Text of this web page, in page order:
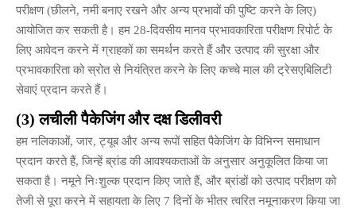
परीक्षण (छीलने, नमी बनाए रखने और अन्य प्रभावों की पुष्टि करने के लिए)
आयोजित कर सकती है। हम 28-दिवसीय मानव प्रभावकारिता परीक्षण रिपोर्ट के
लिए आवेदन करने में ग्राहकों का समर्थन करते हैं और उत्पाद की सुरक्षा और
प्रभावकारिता को स्रोत से नियंत्रित करने के लिए कच्चे माल की ट्रेसएबिलिटी
सेवाएं प्रदान करते हैं।
(3) लचीली पैकेजिंग और दक्ष डिलीवरी
हम नलिकाओं, जार, ट्यूब और अन्य रूपों सहित पैकेजिंग के विभिन्न समाधान
प्रदान करते हैं, जिन्हें ब्रांड की आवश्यकताओं के अनुसार अनुकूलित किया जा
सकता है। नमूने निःशुल्क प्रदान किए जाते हैं, और ब्रांडों को उत्पाद परीक्षण को
तेजी से पूरा करने में सहायता के लिए 7 दिनों के भीतर त्वरित नमूनाकरण किया जा